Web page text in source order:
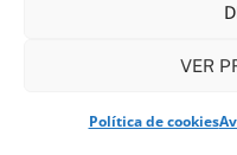
VER
Política de cookies
Aviso Legal y Política